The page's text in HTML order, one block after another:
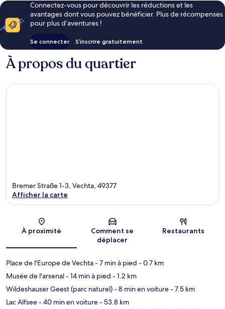
Connectez-vous pour découvrir les réductions et les
avantages dont vous pouvez bénéficier. Plus de récompenses
pour plus d’aventures !
Se connecter S’inscrire gratuitement
À propos du quartier
Carte
Bremer Straße 1-3, Vechta, 49377
Afficher la carte
À proximité
Comment se
déplacer
Restaurants
Place de l'Europe de Vechta- 7 min à pied - 0.7 km
Musée de l'arsenal- 14 min à pied - 1.2 km
Wildeshauser Geest (parc naturel)- 8 min en voiture- 7.5 km
Lac Alfsee- 40 min en voiture- 53.8 km